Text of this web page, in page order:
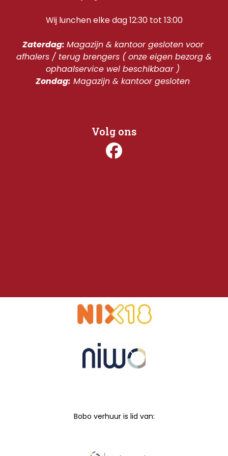
Wij lunchen elke dag 12:30 tot 13:00
Zaterdag: Magazijn & kantoor gesloten voor
afhalers / terug brengers ( onze eigen bezorg &
ophaalservice wel beschikbaar )
Zondag: Magazijn & kantoor gesloten
Volg ons
Bobo verhuur is lid van: